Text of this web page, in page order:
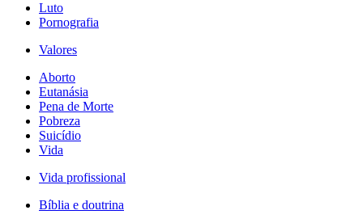
Luto
Pornografia
Valores
Aborto
Eutanásia
Pena de Morte
Pobreza
Suicídio
Vida
Vida profissional
Bíblia e doutrina